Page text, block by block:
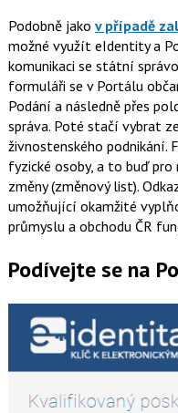
Podobně jako v případě
možné využít eIdentity a
komunikaci se státní
formuláři se v Portálu
Podání a následně přes
správa. Poté stačí vybrat
živnostenského podnikání.
fyzické osoby, a to buď
změny (změnový list).
umožňující okamžité
průmyslu a obchodu ČR
Podívejte se na